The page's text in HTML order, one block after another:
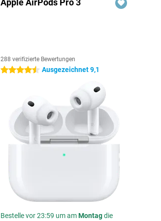
Apple AirPods Pro 3
288 verifizierte Bewertungen
4.5 Sterne Ausgezeichnet 9,1
Bestelle vor 23:59 um amMontagdie